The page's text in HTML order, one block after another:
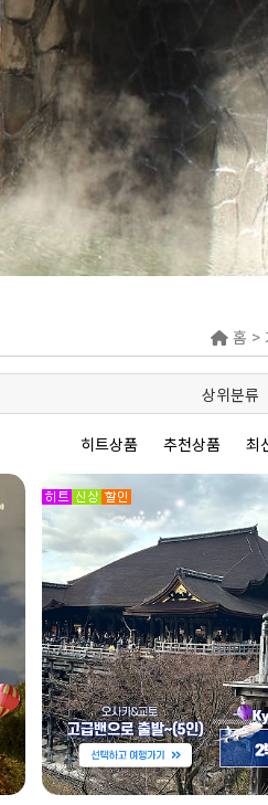
여행약관
홈 >
상위분류
히트상품 추천상품 최